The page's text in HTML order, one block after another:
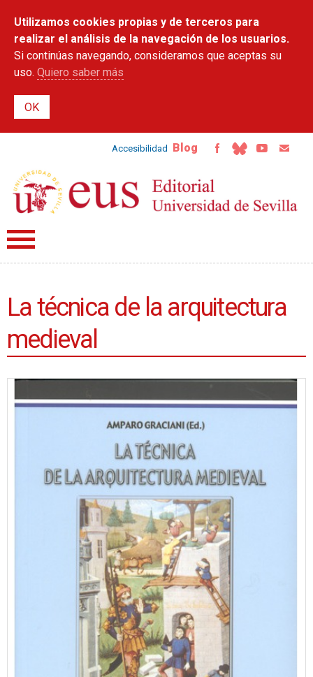
contenido
principal
Utilizamos cookies propias y de terceros para
realizar el análisis de la navegación de los usuarios.
Si continúas navegando, consideramos que aceptas su
uso. Quiero saber más
Accesibilidad Blog
La técnica de la arquitectura
medieval